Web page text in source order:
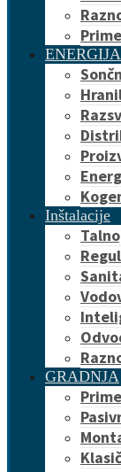
ENERGIJA
Inštalacije
GRADNJA